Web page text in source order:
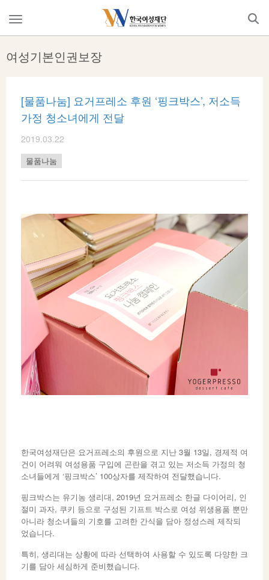
메
뉴
기
여성기본인권보장
[물품나눔] 요거프레소 후원 ‘핑크박스’, 저소득
가정 청소녀에게 전달
2019.03.22
물품나눔
한국여성재단은 요거프레소의 후원으로 지난 3월 13일, 경제적 여
건이 어려워 여성용품 구입에 곤란을 겪고 있는 저소득 가정의 청
소녀들에게 ‘핑크박스’ 100상자를 제작하여 전달했습니다.
핑크박스는 유기농 생리대, 2019년 요거프레소 한글 다이어리, 인
절미 과자, 쿠키 등으로 구성된 기프트 박스로 여성 위생용품 뿐만
아니라 청소녀들의 기호를 고려한 간식을 담아 정성스레 제작되
었습니다.
특히, 생리대는 상황에 따라 선택하여 사용할 수 있도록 다양한 크
기를 담아 세심하게 준비했습니다.